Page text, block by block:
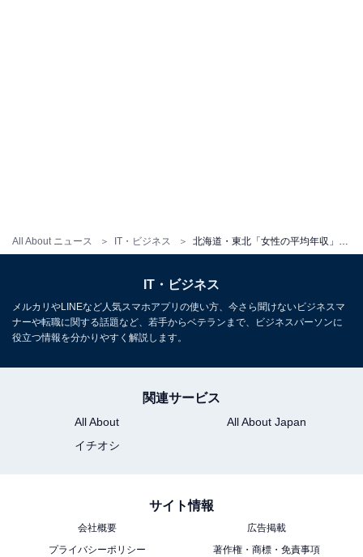
All About ニュース IT・ビジネス
IT・ビジネス
メルカリやLINEなど人気スマホアプリの使い方、今さら聞けないビジネスマ
ナーや転職に関する話題など、若手からベテランまで、ビジネスパーソンに
役立つ情報を分かりやすく解説します。
関連サービス
All About
All About Japan
イチオシ
サイト情報
会社概要
広告掲載
プライバシーポリシー
著作権・商標・免責事項